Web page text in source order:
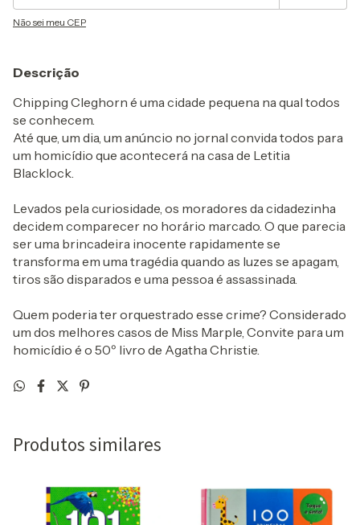
Não sei meu CEP
Descrição
Chipping Cleghorn é uma cidade pequena na qual todos
se conhecem.
Até que, um dia, um anúncio no jornal convida todos para
um homicídio que acontecerá na casa de Letitia
Blacklock.
Levados pela curiosidade, os moradores da cidadezinha
decidem comparecer no horário marcado. O que parecia
ser uma brincadeira inocente rapidamente se
transforma em uma tragédia quando as luzes se apagam,
tiros são disparados e uma pessoa é assassinada.
Quem poderia ter orquestrado esse crime? Considerado
um dos melhores casos de Miss Marple, Convite para um
homicídio é o 50º livro de Agatha Christie.
Produtos similares